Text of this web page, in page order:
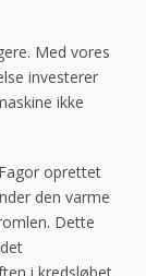
Med vores
investerer
ikke
oprettet
den varme
Dette